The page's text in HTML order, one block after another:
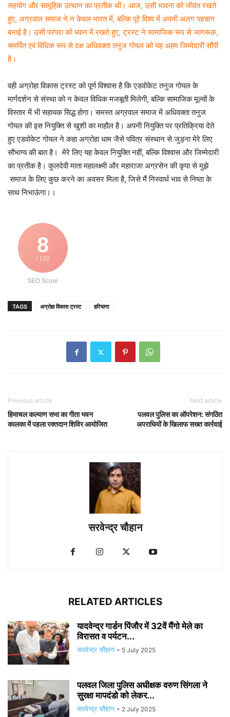
सहयोग और सामूहिक उत्थान का प्रतीक थी। आज, उसी भावना को जीवंत रखते
हुए, अग्रवाल समाज ने न केवल भारत में, बल्कि पूरे विश्व में अपनी अलग पहचान
बनाई है। उसी परंपरा को ध्यान में रखते हुए, ट्रस्ट ने सामाजिक रूप से जागरूक,
समर्पित एवं विधिक रूप से दक्ष अधिवक्ता तनुज गोयल को यह अहम जिम्मेदारी सौंपी
है।
वही अग्रोहा विकास ट्रस्ट को पूर्ण विश्वास है कि एडवोकेट तनुज गोयल के
मार्गदर्शन से संस्था को न केवल विधिक मजबूती मिलेगी, बल्कि सामाजिक मूल्यों के
विस्तार में भी सहायक सिद्ध होगा। समस्त अग्रवाल समाज में अधिवक्ता तनुज
गोयल की इस नियुक्ति से खुशी का माहौल है। अपनी नियुक्ति पर प्रतिक्रिया देते
हुए एडवोकेट गोयल ने कहा अग्रोहा धाम जैसे पवित्र संस्थान से जुड़ना मेरे लिए
सौभाग्य की बात है। मेरे लिए यह केवल नियुक्ति नहीं, बल्कि विश्वास और जिम्मेदारी
का प्रतीक है। कुलदेवी माता महालक्ष्मी और महाराजा अग्रसेन की कृपा से मुझे
समाज के लिए कुछ करने का अवसर मिला है, जिसे मैं निस्वार्थ भाव से निष्ठा के
साथ निभाऊंगा।।
8
/ 100
SEO Score
TAGS अग्रोहा विकास ट्रस्ट हरियाणा
Previous article
हिमाचल कल्याण सभा का गीता भवन
कालका में पहला रक्तदान शिविर आयोजित
Next article
पलवल पुलिस का ऑपरेशन: संगठित
अपराधियों के खिलाफ सख्त कार्रवाई
सरवेन्द्र चौहान
RELATED ARTICLES
यादवेन्द्र गार्डन पिंजौर में 32वें मैंगो मेले का
विरासत व पर्यटन...
सरवेन्द्र चौहान - 5 July 2025
पलवल जिला पुलिस अधीक्षक वरुण सिंगला ने
सुरक्षा मापदंडो को लेकर...
सरवेन्द्र चौहान - 2 July 2025